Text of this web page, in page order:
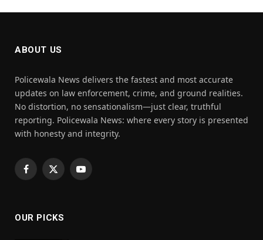
ABOUT US
Policewala News delivers the fastest and most accurate
updates on law enforcement, crime, and ground realities.
No distortion, no sensationalism—just clear, truthful
reporting. Policewala News: where every story is presented
with honesty and integrity.
Facebook
X
YouTube
OUR PICKS